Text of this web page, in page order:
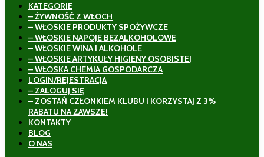
KATEGORIE
– ŻYWNOŚĆ Z WŁOCH
– WŁOSKIE PRODUKTY SPOŻYWCZE
– WŁOSKIE NAPOJE BEZALKOHOLOWE
– WŁOSKIE WINA I ALKOHOLE
– WŁOSKIE ARTYKUŁY HIGIENY OSOBISTEJ
– WŁOSKA CHEMIA GOSPODARCZA
LOGIN/REJESTRACJA
– ZALOGUJ SIĘ
– ZOSTAŃ CZŁONKIEM KLUBU I KORZYSTAJ Z 3%
RABATU NA ZAWSZE!
KONTAKTY
BLOG
O NAS